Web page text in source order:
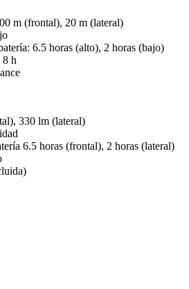
m (frontal), 20 m (lateral)
6.5 horas (alto), 2 horas (bajo)
8 h
330 lm (lateral)
6.5 horas (frontal), 2 horas (lateral)